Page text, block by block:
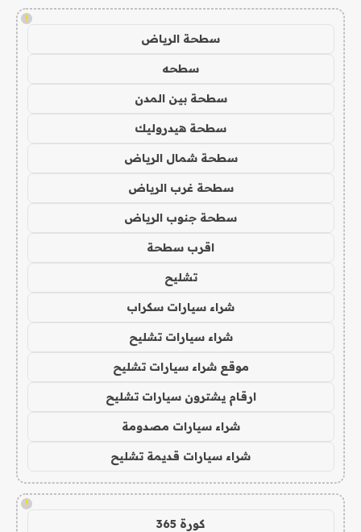
!
سطحة الرياض
سطحه
سطحة بين المدن
سطحة هيدروليك
سطحة شمال الرياض
سطحة غرب الرياض
سطحة جنوب الرياض
اقرب سطحة
تشليح
شراء سيارات سكراب
شراء سيارات تشليح
موقع شراء سيارات تشليح
ارقام يشترون سيارات تشليح
شراء سيارات مصدومة
شراء سيارات قديمة تشليح
!
كورة 365